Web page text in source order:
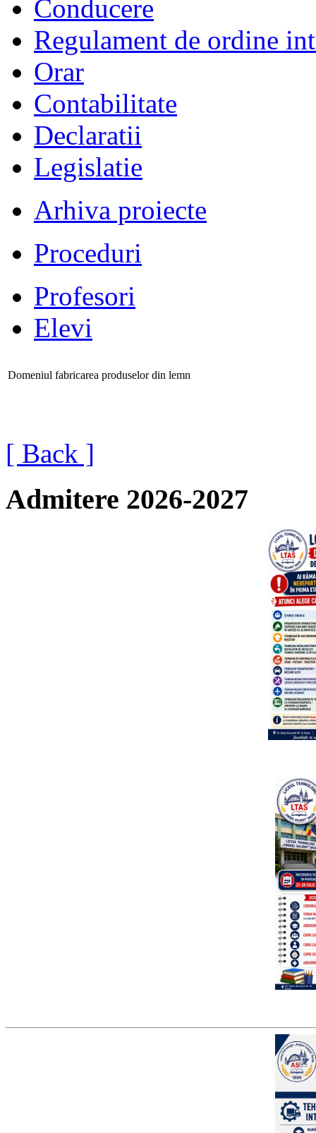
Conducere
Regulament de ordine
Orar
Contabilitate
Declaratii
Legislatie
Arhiva proiecte
Proceduri
Profesori
Elevi
Domeniul fabricarea produselor din lemn
[ Back ]
Admitere 2026-2027